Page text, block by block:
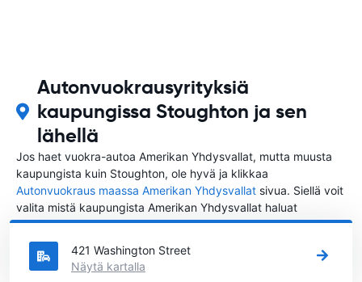
Autonvuokrausyrityksiä
kaupungissa Stoughton ja sen
lähellä
Jos haet vuokra-autoa Amerikan Yhdysvallat, mutta muusta
kaupungista kuin Stoughton, ole hyvä ja klikkaa
Autonvuokraus maassa Amerikan Yhdysvallat sivua. Siellä voit
valita mistä kaupungista Amerikan Yhdysvallat haluat
vuokrata auton.
421 Washington Street
Näytä kartalla